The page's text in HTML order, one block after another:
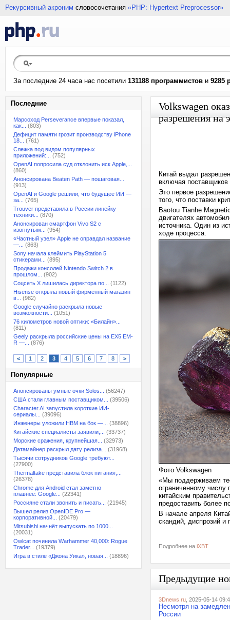
Рекурсивный акроним словосочетания «PHP: Hypertext Preprocessor»
За последние 24 часа нас посетили 131188 программистов и 9285
Последние
Марсоход Perseverance впервые показал,
как...
(803)
Дефицит памяти грозит производству iPhone
18...
(761)
Слежка под видом популярных
приложений:...
(752)
OpenAI попросила суд отклонить иск Apple,...
(860)
Анонсирована Beaten Path — пошаговая...
(913)
OpenAI и Google решили, что будущее ИИ —
за...
(765)
Trouver представила в России линейку
техники...
(870)
Анонсирован смартфон Vivo S2 с
изогнутым...
(954)
«Частный узел» Apple не оправдал название
—...
(863)
Sony начала клеймить PlayStation 5
стикерами...
(895)
Продажи консолей Nintendo Switch 2 в
прошлом...
(902)
Соцсеть X лишилась директора по...
(1122)
Hisense открыла новый фирменный магазин
в...
(982)
Google случайно раскрыла новые
возможности...
(1051)
76 километров новой оптики: «Билайн»...
(811)
Geely раскрыла российские цены на EX5 EM-
R —...
(876)
< 1 2 3 4 5 6 7 8 >
Популярные
Анонсированы умные очки Solos...
(56247)
США стали главным поставщиком...
(39506)
Character.AI запустила короткие ИИ-
сериалы...
(39096)
Инженеры уложили HBM на бок —...
(38896)
Китайские специалисты заявили,...
(33737)
Морские сражения, крупнейшая...
(32973)
Датамайнер раскрыл дату релиза...
(31968)
Тысячи сотрудников Google требуют...
(27900)
Thermaltake представила блок питания,...
(26378)
Chrome для Android стал заметно
плавнее: Google...
(22341)
Россияне стали звонить и писать...
(21945)
Вышел релиз OpenIDE Pro —
корпоративной...
(20479)
Mitsubishi начнёт выпускать по 1000...
(20031)
Owlcat починила Warhammer 40,000: Rogue
Trader...
(19379)
Игра в стиле «Джона Уика», новая...
(18896)
Volkswagen
разрешения на
Китай выдал
включая поставщиков
Это первое
того, что поставки
Baotou Tianhe
двигателях
источника. Один из
ходе процесса.
Фото Volkswagen
«Мы поддерживаем
ограниченному числу
китайским
предоставить более
В начале апреля
скандий, диспрозий и
Подробнее на iXBT
Предыдущие
3Dnews.ru , 2025-05-14
Несмотря на
России